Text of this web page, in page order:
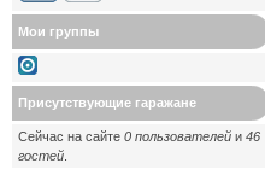
Мои группы
Присутствующие гаражане
Сейчас на сайте 0 пользователей и 46
гостей